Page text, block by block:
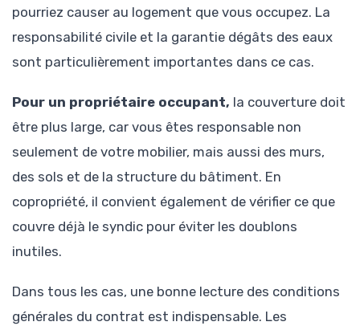
pourriez causer au logement que vous occupez. La
responsabilité civile et la garantie dégâts des eaux
sont particulièrement importantes dans ce cas.
Pour un propriétaire occupant, la couverture doit
être plus large, car vous êtes responsable non
seulement de votre mobilier, mais aussi des murs,
des sols et de la structure du bâtiment. En
copropriété, il convient également de vérifier ce que
couvre déjà le syndic pour éviter les doublons
inutiles.
Dans tous les cas, une bonne lecture des conditions
générales du contrat est indispensable. Les